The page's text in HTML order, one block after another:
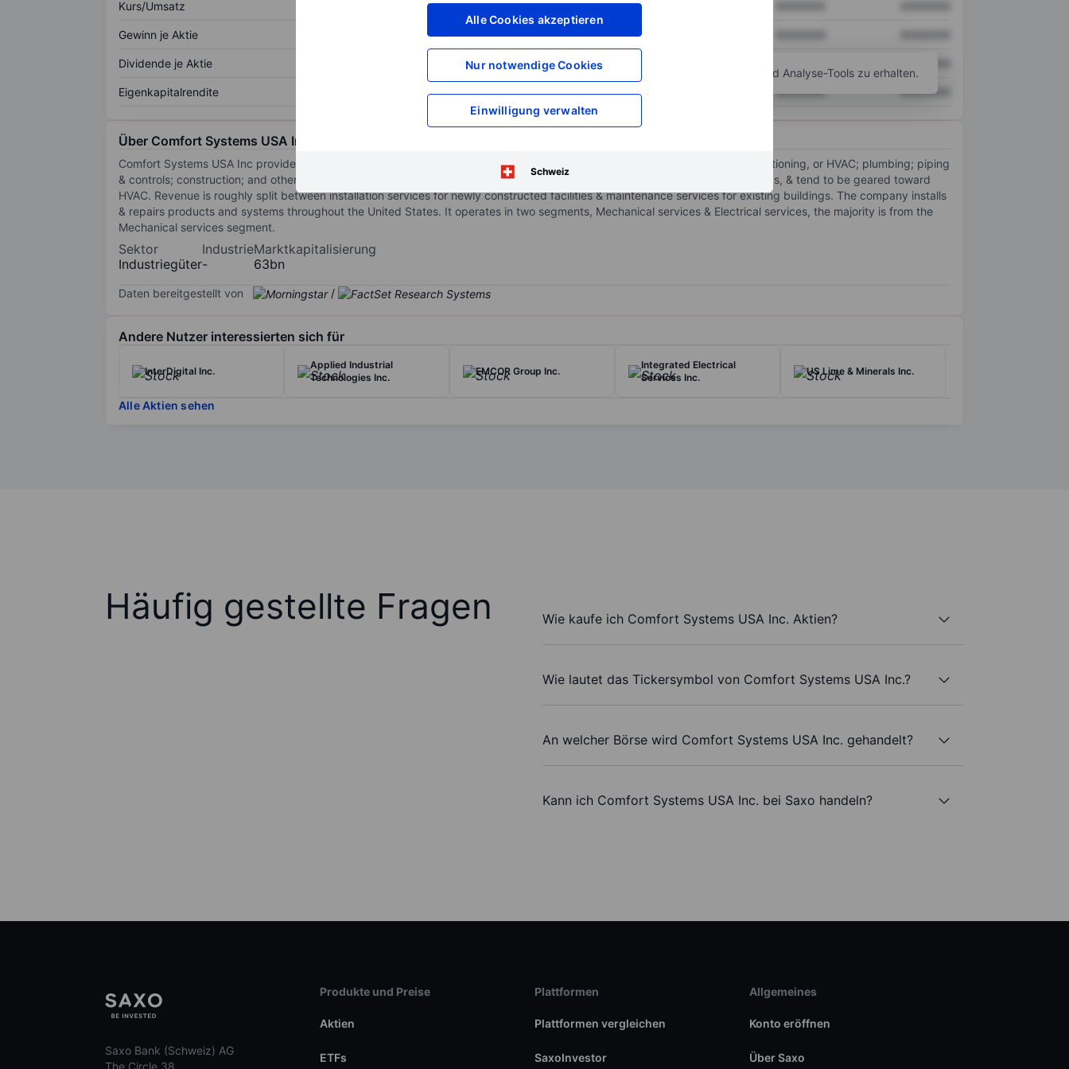
Alle Cookies akzeptieren
Nur notwendige Cookies
Einwilligung verwalten
Schweiz
Kurs/Umsatz XXXXXXX
Gewinn je Aktie XXXXXXX
Dividende je Aktie XXXXXXX
Eigenkapitalrendite XXXXXXX XXXXXXX XXXXXXX
Konto eröffnenum Zugriff auf mehr Diagramm- und Analyse-Tools zu erhalten.
Über Comfort Systems USA Inc.
Comfort Systems USA Inc provides comprehensive mechanical contracting services, including heating, ventilation, & air conditioning, or HVAC; plumbing; piping
& controls; construction; and other electrical components. Projects are mainly for commercial, industrial, & institutional buildings, & tend to be geared toward
HVAC. Revenue is roughly split between installation services for newly constructed facilities & maintenance services for existing buildings. The company installs
& repairs products and systems throughout the United States. It operates in two segments, Mechanical services & Electrical services, the majority is from the
Mechanical services segment.
Sektor
Industriegüter
Industrie
-
Marktkapitalisierung
63bn
Daten bereitgestellt von /
Andere Nutzer interessierten sich für
InterDigital Inc.
Applied Industrial
Technologies Inc.
EMCOR Group Inc.
Integrated Electrical
Services Inc.
US Lime & Minerals Inc.
Alle Aktien sehen
Häufig gestellte Fragen Wie kaufe ich Comfort Systems USA Inc. Aktien?
Wie lautet das Tickersymbol von Comfort Systems USA Inc.?
An welcher Börse wird Comfort Systems USA Inc. gehandelt?
Kann ich Comfort Systems USA Inc. bei Saxo handeln?
Saxo Bank (Schweiz) AG
Produkte und Preise
Aktien
ETFs
Plattformen
Plattformen vergleichen
SaxoInvestor
Allgemeines
Konto eröffnen
Über Saxo